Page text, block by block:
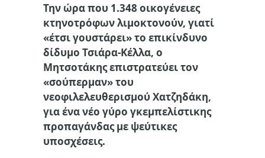
Την ώρα που 1.348 οικογένειες
κτηνοτρόφων λιμοκτονούν, γιατί
«έτσι γουστάρει»το επικίνδυνο
δίδυμο Τσιάρα-Κέλλα, ο
Μητσοτάκης επιστρατεύει τον
«σούπερμαν» του
νεοφιλελευθερισμού Χατζηδάκη,
για ένα νέο γύρο γκεμπελίστικης
προπαγάνδας με ψεύτικες
υποσχέσεις.